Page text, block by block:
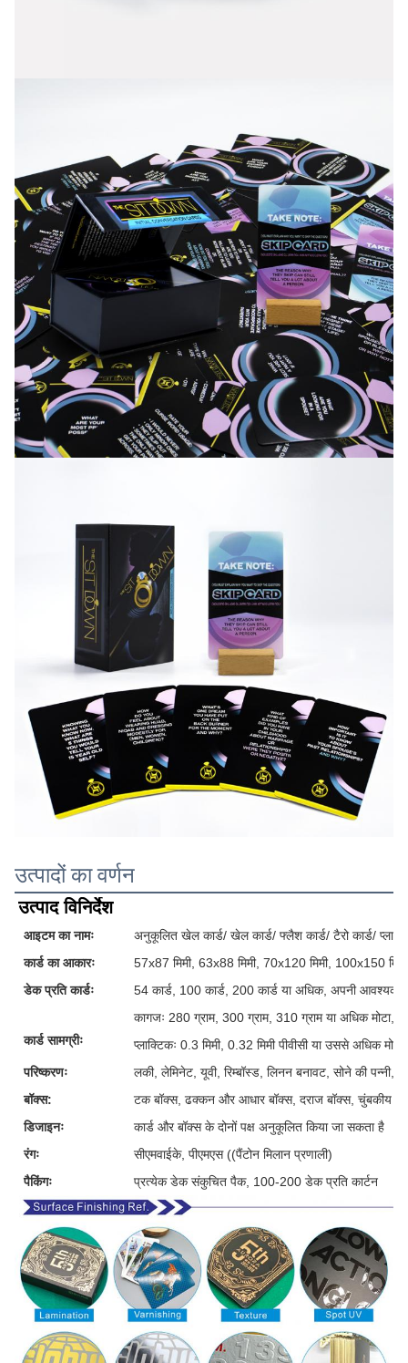
उत्पादों का वर्णन
उत्पाद विनिर्देश
आइटम का नामः
अनुकूलित खेल कार्ड/ खेल कार्ड/ फ्लैश कार्ड/ टैरो कार्ड/
कार्ड का आकारः
57x87 मिमी, 63x88 मिमी, 70x120 मिमी, 100x150
डेक प्रति कार्डः
54 कार्ड, 100 कार्ड, 200 कार्ड या अधिक, अपनी
कार्ड सामग्रीः
कागजः 280 ग्राम, 300 ग्राम, 310 ग्राम या अधिक मोटा,
प्लाक्टिकः 0.3 मिमी, 0.32 मिमी पीवीसी या उससे अधिक मोटी
परिष्करणः
लकी, लेमिनेट, यूवी, रिम्बॉस्ड, लिनन बनावट, सोने की पन्नी,
बॉक्स:
टक बॉक्स, ढक्कन और आधार बॉक्स, दराज बॉक्स, चुंबकीय
डिजाइनः
कार्ड और बॉक्स के दोनों पक्ष अनुकूलित किया जा सकता है
रंगः
सीएमवाईके, पीएमएस ((पैंटोन मिलान प्रणाली)
पैकिंगः
प्रत्येक डेक संकुचित पैक, 100-200 डेक प्रति कार्टन